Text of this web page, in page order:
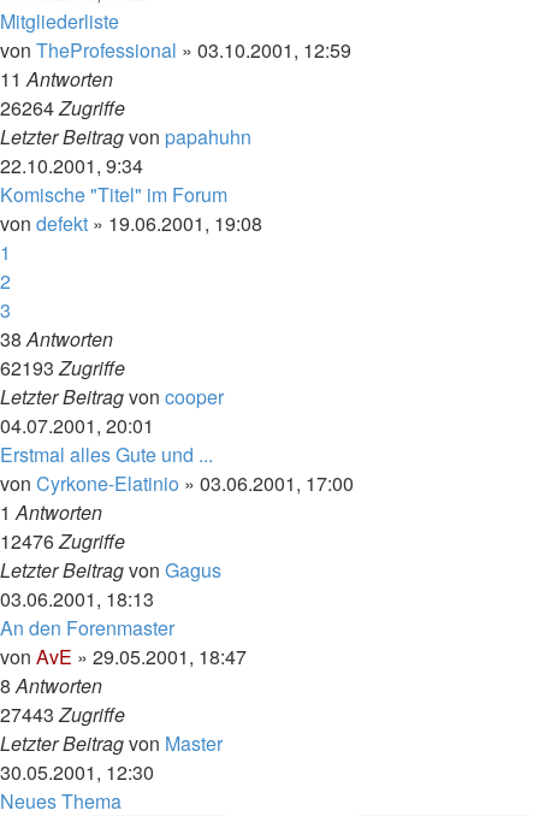
Mitgliederliste
von TheProfessional » 03.10.2001, 12:59
11Antworten
26264Zugriffe
Letzter Beitragvon papahuhn
22.10.2001, 9:34
Komische "Titel" im Forum
von defekt » 19.06.2001, 19:08
1
2
3
38Antworten
62193Zugriffe
Letzter Beitragvon cooper
04.07.2001, 20:01
Erstmal alles Gute und ...
von Cyrkone-Elatinio » 03.06.2001, 17:00
1Antworten
12476Zugriffe
Letzter Beitragvon Gagus
03.06.2001, 18:13
An den Forenmaster
von AvE » 29.05.2001, 18:47
8Antworten
27443Zugriffe
Letzter Beitragvon Master
30.05.2001, 12:30
Neues Thema